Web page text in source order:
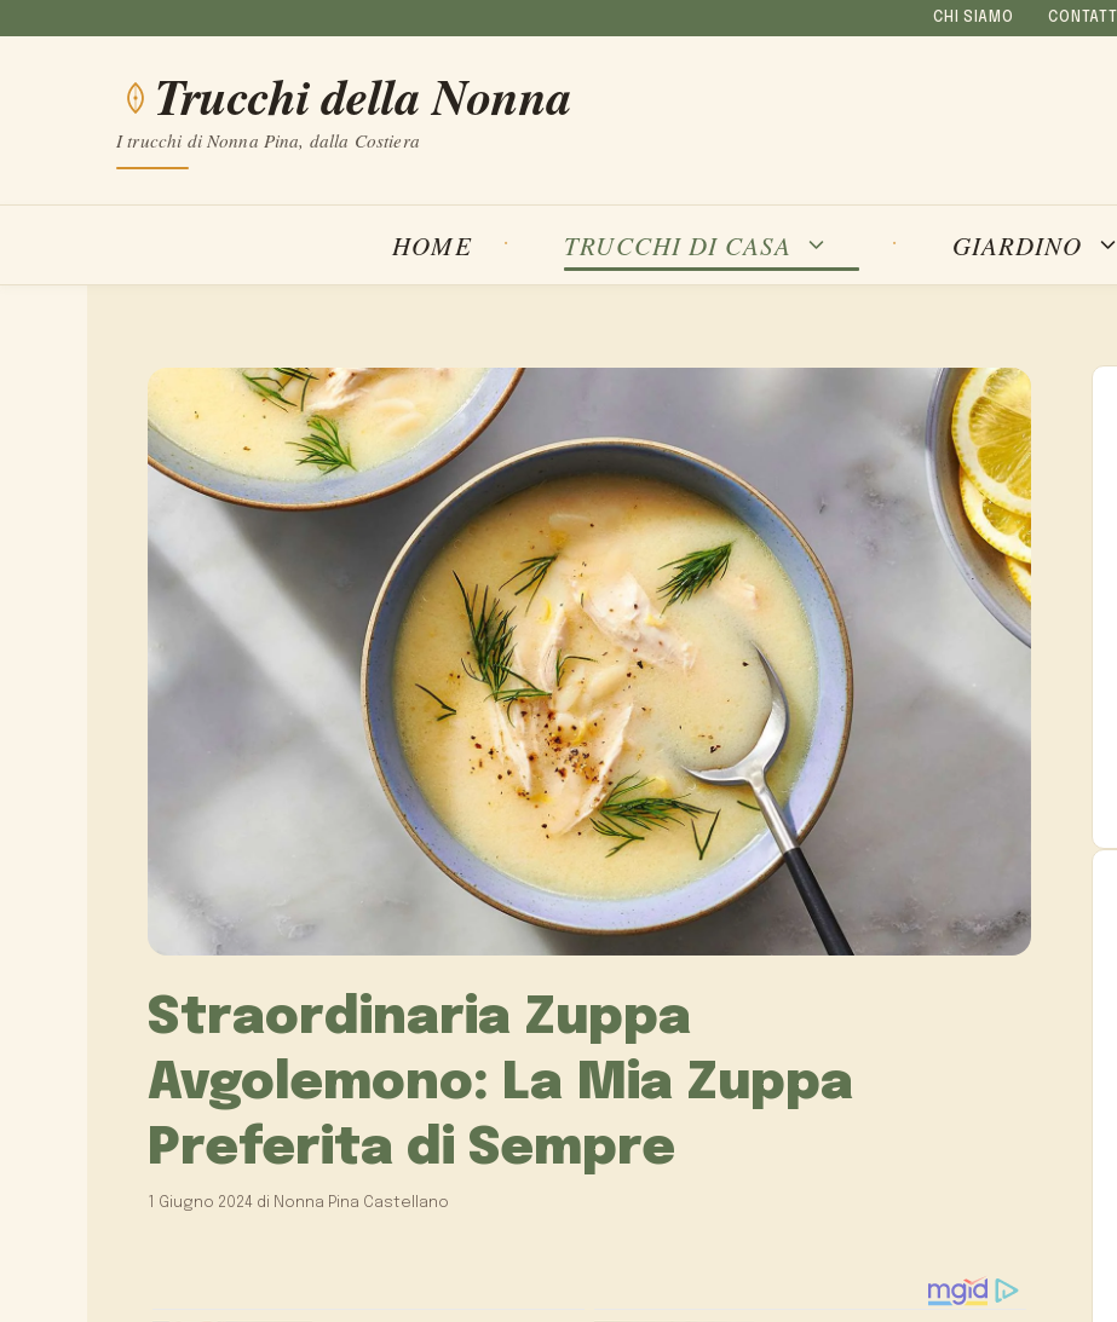
contenuto
CHI SIAMO CONTATTI
Trucchi della Nonna
I trucchi di Nonna Pina, dalla Costiera
HOME TRUCCHI DI CASA GIARDINO
Straordinaria Zuppa
Avgolemono: La Mia Zuppa
Preferita di Sempre
1 Giugno 2024 di Nonna Pina Castellano